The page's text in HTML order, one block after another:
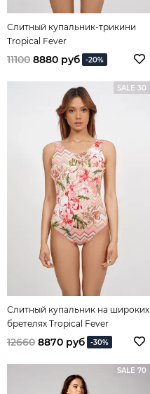
Слитный купальник-трикини
Tropical Fever
11100 8880 руб -20%
SALE 30
Слитный купальник на широких
бретелях Tropical Fever
12660 8870 руб -30%
SALE 70